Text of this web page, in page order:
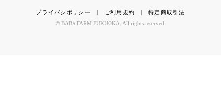
プライバシポリシー | ご利用規約 | 特定商取引法
© BABA FARM FUKUOKA. All rights reserved.